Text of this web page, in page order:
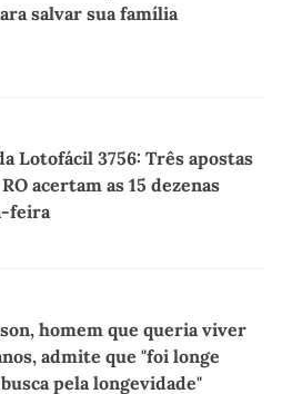
salvar sua família
Lotofácil 3756: Três apostas
acertam as 15 dezenas
feira
homem que queria viver
admite que "foi longe
pela longevidade"